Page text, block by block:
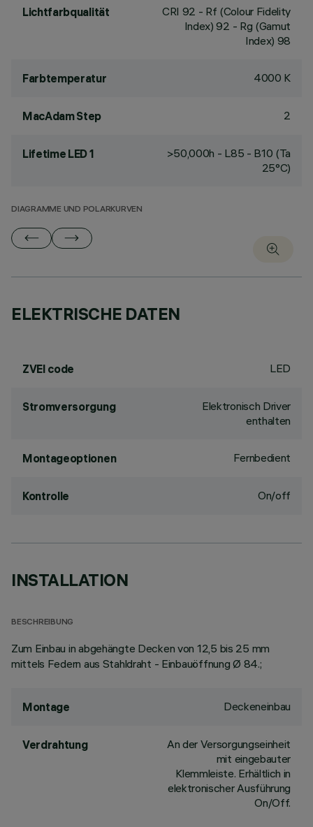
Lichtfarbqualität CRI 92 - Rf (Colour Fidelity
Index) 92 - Rg (Gamut
Index) 98
Farbtemperatur 4000 K
MacAdam Step 2
Lifetime LED 1
>50,000h - L85 - B10 (Ta
25°C)
DIAGRAMME UND POLARKURVEN
ELEKTRISCHE DATEN
ZVEI code LED
Stromversorgung
Elektronisch Driver
enthalten
Montageoptionen Fernbedient
Kontrolle On/off
INSTALLATION
BESCHREIBUNG
Zum Einbau in abgehängte Decken von 12,5 bis 25 mm
mittels Federn aus Stahldraht - Einbauöffnung Ø 84.;
Montage Deckeneinbau
Verdrahtung
An der Versorgungseinheit
mit eingebauter
Klemmleiste. Erhältlich in
elektronischer Ausführung
On/Off.